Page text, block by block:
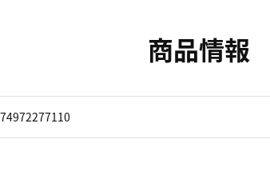
商品情報